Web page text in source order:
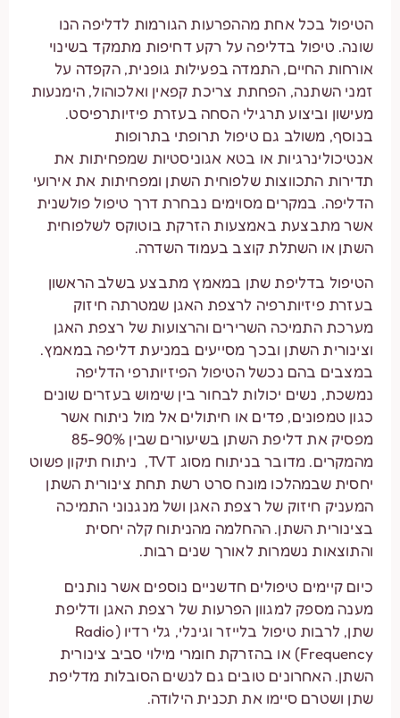
הטיפול בכל אחת מההפרעות הגורמות לדליפה הנו
שונה. טיפול בדליפה על רקע דחיפות מתמקד בשינוי
אורחות החיים, התמדה בפעילות גופנית, הקפדה על
זמני השתנה, הפחתת צריכת קפאין ואלכוהול, הימנעות
מעישון וביצוע תרגילי הסחה בעזרת פיזיותרפיסט.
בנוסף, משולב גם טיפול תרופתי בתרופות
אנטיכולינרגיות או בטא אגוניסטיות שמפחיתות את
תדירות התכווצות שלפוחית השתן ומפחיתות את אירועי
הדליפה. במקרים מסוימים נבחרת דרך טיפול פולשנית
אשר מתבצעת באמצעות הזרקת בוטוקס לשלפוחית
השתן או השתלת קוצב בעמוד השדרה.
הטיפול בדליפת שתן במאמץ מתבצע בשלב הראשון
בעזרת פיזיותרפיה לרצפת האגן שמטרתה חיזוק
מערכת התמיכה השרירים והרצועות של רצפת האגן
וצינורית השתן ובכך מסייעים במניעת דליפה במאמץ.
במצבים בהם נכשל הטיפול הפיזיותרפי הדליפה
נמשכת, נשים יכולות לבחור בין שימוש בעזרים שונים
כגון טמפונים, פדים או חיתולים אל מול ניתוח אשר
מפסיק את דליפת השתן בשיעורים שבין 85-90%
מהמקרים. מדובר בניתוח מסוג TVT, ניתוח תיקון פשוט
יחסית שבמהלכו מונח סרט רשת תחת צינורית השתן
המעניק חיזוק של רצפת האגן ושל מנגנוני התמיכה
בצינורית השתן. ההחלמה מהניתוח קלה יחסית
והתוצאות נשמרות לאורך שנים רבות.
כיום קיימים טיפולים חדשניים נוספים אשר נותנים
מענה מספק למגוון הפרעות של רצפת האגן ודליפת
שתן, לרבות טיפול בלייזר וגינלי, גלי רדיו (Radio
Frequency) או בהזרקת חומרי מילוי סביב צינורית
השתן. האחרונים טובים גם לנשים הסובלות מדליפת
שתן ושטרם סיימו את תכנית הילודה.